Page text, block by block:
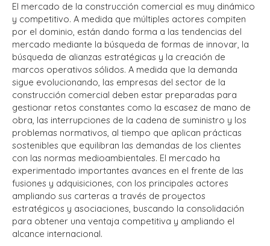
El mercado de la construcción comercial es muy dinámico
y competitivo. A medida que múltiples actores compiten
por el dominio, están dando forma a las tendencias del
mercado mediante la búsqueda de formas de innovar, la
búsqueda de alianzas estratégicas y la creación de
marcos operativos sólidos. A medida que la demanda
sigue evolucionando, las empresas del sector de la
construcción comercial deben estar preparadas para
gestionar retos constantes como la escasez de mano de
obra, las interrupciones de la cadena de suministro y los
problemas normativos, al tiempo que aplican prácticas
sostenibles que equilibran las demandas de los clientes
con las normas medioambientales. El mercado ha
experimentado importantes avances en el frente de las
fusiones y adquisiciones, con los principales actores
ampliando sus carteras a través de proyectos
estratégicos y asociaciones, buscando la consolidación
para obtener una ventaja competitiva y ampliando el
alcance internacional.